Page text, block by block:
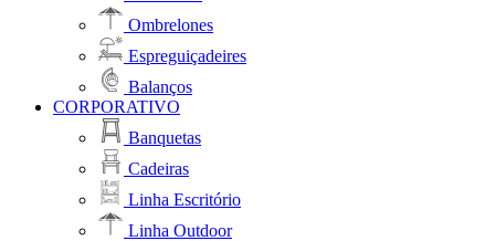
Ombrelones
Espreguiçadeires
Balanços
CORPORATIVO
Banquetas
Cadeiras
Linha Escritório
Linha Outdoor